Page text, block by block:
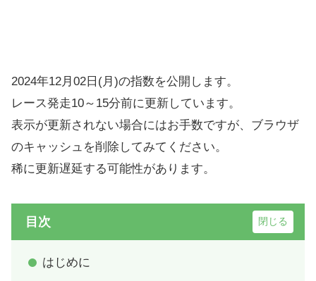
2024年12月02日(月)の指数を公開します。
レース発走10～15分前に更新しています。
表示が更新されない場合にはお手数ですが、ブラウザ
のキャッシュを削除してみてください。
稀に更新遅延する可能性があります。
目次
はじめに